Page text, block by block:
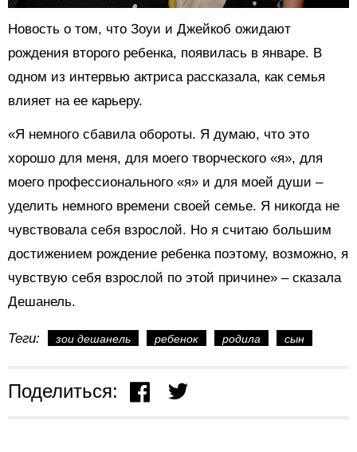
Новость о том, что Зоуи и Джейкоб ожидают
рождения второго ребенка, появилась в январе. В
одном из интервью актриса рассказала, как семья
влияет на ее карьеру.
«Я немного сбавила обороты. Я думаю, что это
хорошо для меня, для моего творческого «я», для
моего профессионального «я» и для моей души –
уделить немного времени своей семье. Я никогда не
чувствовала себя взрослой. Но я считаю большим
достижением рождение ребенка поэтому, возможно, я
чувствую себя взрослой по этой причине» – сказала
Дешанель.
Теги: зои дешанель ребенок родила сын
Поделиться: